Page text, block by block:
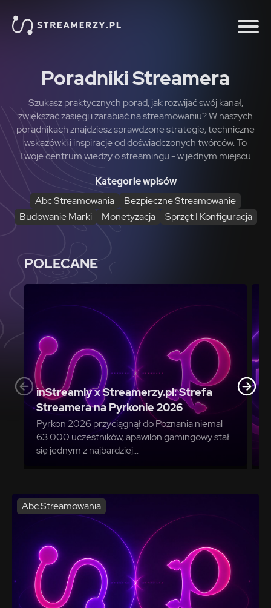
Poradniki Streamera
Szukasz praktycznych porad, jak rozwijać swój kanał,
zwiększać zasięgi i zarabiać na streamowaniu? W naszych
poradnikach znajdziesz sprawdzone strategie, techniczne
wskazówki i inspiracje od doświadczonych twórców. To
Twoje centrum wiedzy o streamingu - w jednym miejscu.
Kategorie wpisów
Abc Streamowania
Bezpieczne Streamowanie
Budowanie Marki
Monetyzacja Sprzęt I Konfiguracja
POLECANE
inStreamly x Streamerzy.pl: Strefa
Streamera na Pyrkonie 2026
Pyrkon 2026 przyciągnął do Poznania niemal
63 000 uczestników, apawilon gamingowy stał
się jednym z najbardziej...
Abc Streamowania